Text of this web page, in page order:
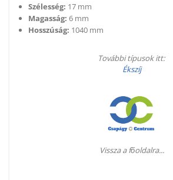
Szélesség: 17 mm
Magasság: 6 mm
Hosszúság: 1040 mm
További típusok itt:
Ékszíj
Vissza a főoldalra...